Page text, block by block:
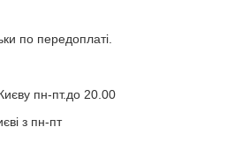
по передоплаті.
пн-пт.до 20.00
з пн-пт